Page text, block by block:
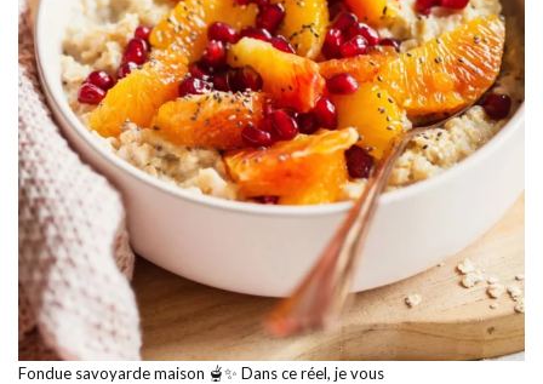
Fondue savoyarde maison 🫕✨ Dans ce réel, je vous